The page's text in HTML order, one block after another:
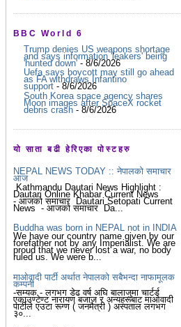
BBC World 6
Trump denies US weapons shortage
and says information 'leakers' being
'hunted down' - 8/6/2026
Uefa says boycott may still go ahead
as FA withdraws Infantino
support - 8/6/2026
South Korea space agency shares
Moon images after SpaceX rocket
debris crash- 8/6/2026
यो साता बढी हेरिएका पोस्टहरु
NEPAL NEWS TODAY :: नेपालको समाचार
आज
Kathmandu Dautari News Highlight :
Dautari Online Khabar Current News
- आजको समाचार Dautari Setopati Current
News - आजको समाचार Da...
Buddha was born in NEPAL not in INDIA
We have our country name given by our
forefather not by any Imperialist. We are
proud that we never lost a war, no body
ruled us. We were b...
माओवादी पार्टी अर्थात नेपालको सबैभन्दा नाफामूलक
कम्पनी
-सम्यक - लगभग डेढ वर्ष अघि बालाजुमा चार्टर्ड
एकाउण्टेण्ट नारायण बजाज र अन्यहरूबाट माओवादी
पार्टीले एउटा रूग्ण ( जनमैत्री ) अस्पताल लगभग
३०...